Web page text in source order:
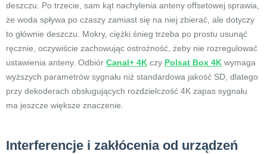
deszczu. Po trzecie, sam kąt nachylenia anteny offsetowej sprawia,
że woda spływa po czaszy zamiast się na niej zbierać, ale dotyczy
to głównie deszczu. Mokry, ciężki śnieg trzeba po prostu usunąć
ręcznie, oczywiście zachowując ostrożność, żeby nie rozregulować
ustawienia anteny. Odbiór Canal+ 4K czy Polsat Box 4K wymaga
wyższych parametrów sygnału niż standardowa jakość SD, dlatego
przy dekoderach obsługujących rozdzielczość 4K zapas sygnału
ma jeszcze większe znaczenie.
Interferencje i zakłócenia od urządzeń